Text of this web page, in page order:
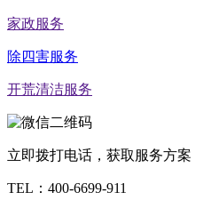
家政服务
除四害服务
开荒清洁服务
立即拨打电话，获取服务方案
TEL： 400-6699-911